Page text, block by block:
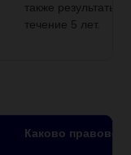
также результаты
течение 5 лет.
Каково правовое